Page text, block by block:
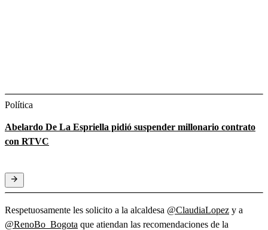
Política
Abelardo De La Espriella pidió suspender millonario contrato
con RTVC
Respetuosamente les solicito a la alcaldesa @ClaudiaLopez y a
@RenoBo_Bogota que atiendan las recomendaciones de la